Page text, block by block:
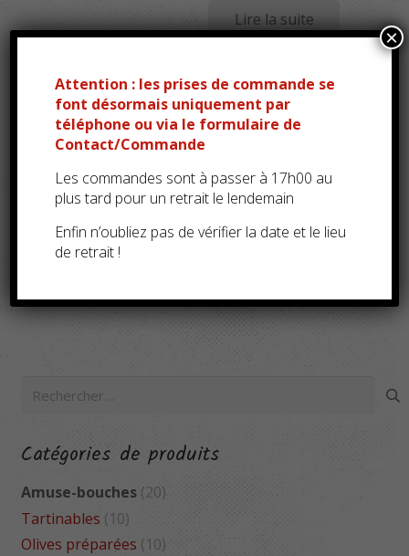
Lire la suite
Piments au fromage
4,95€
Rechercher :
Catégories de produits
Amuse-bouches (20)
Tartinables (10)
Olives préparées (10)
Attention : les prises de commande se
font désormais uniquement par
téléphone ou via le formulaire de
Contact/Commande
Les commandes sont à passer à 17h00 au
plus tard pour un retrait le lendemain
Enfin n’oubliez pas de vérifier la date et le lieu
de retrait !
×